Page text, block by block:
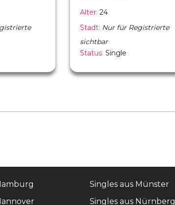
Alter: 24
Stadt: Nur für Registrierte
sichtbar
Status: Single
Singles aus Münster
Singles aus Nürnberg